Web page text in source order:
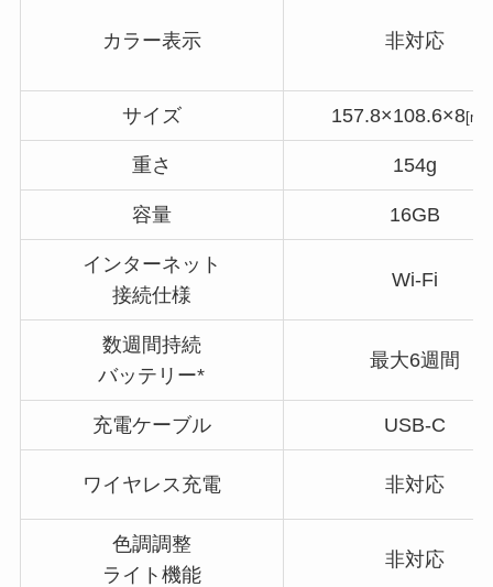
カラー表示 非対応
サイズ 157.8×108.6×8
重さ 154g
容量 16GB
インターネット
接続仕様
Wi-Fi
数週間持続
バッテリー*
最大6週間
充電ケーブル USB-C
ワイヤレス充電 非対応
色調調整
ライト機能
非対応